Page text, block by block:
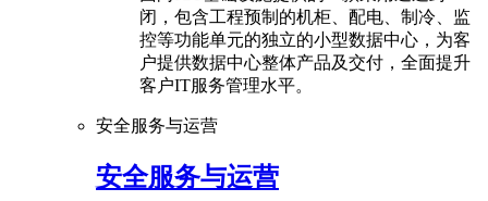
闭，包含工程预制的机柜、配电、制冷、监
控等功能单元的独立的小型数据中心，为客
户提供数据中心整体产品及交付，全面提升
客户IT服务管理水平。
安全服务与运营
安全服务与运营